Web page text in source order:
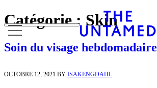
Skip to content
Catégorie : Skin
Soin du visage hebdomadaire
OCTOBRE 12, 2021 BY ISAKENGDAHL